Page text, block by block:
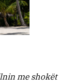
me shokët